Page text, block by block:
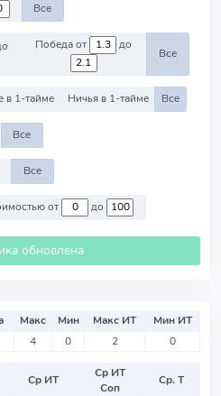
Все
Победа от до
Все
в 1-тайме Ничья в 1-тайме Все
Все
Все
Против команд со стоимостью от до
обновлена
Макс Мин Макс ИТ
Мин ИТ
4 0 2 0
Ср ИТ
Ср ИТ
Соп
Ср. Т